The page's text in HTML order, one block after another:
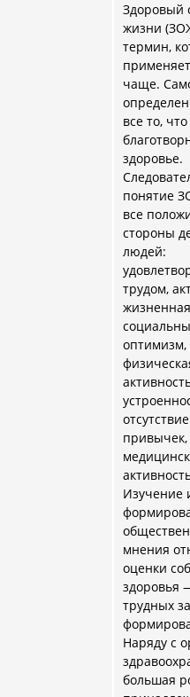
Здоровый
жизни
термин,
чаще.
все то, что
здоровье.
понятие
все
стороны
людей:
трудом,
оптимизм,
Изучение
мнения
оценки
здоровья
трудных
Наряду с
большая